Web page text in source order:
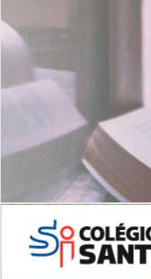
Leituras Literárias
6º AO
Inglês: